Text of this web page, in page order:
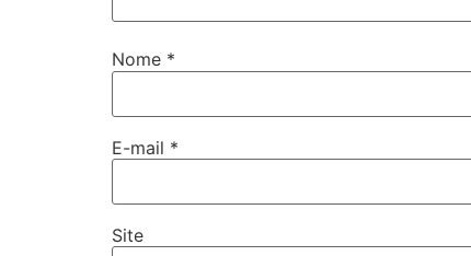
Nome *
E-mail *
Site